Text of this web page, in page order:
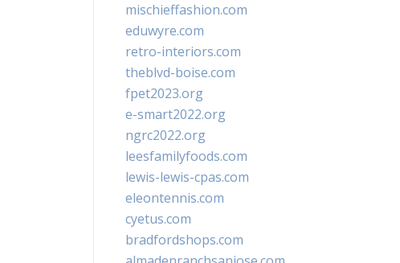
mischieffashion.com
eduwyre.com
retro-interiors.com
theblvd-boise.com
fpet2023.org
e-smart2022.org
ngrc2022.org
leesfamilyfoods.com
lewis-lewis-cpas.com
eleontennis.com
cyetus.com
bradfordshops.com